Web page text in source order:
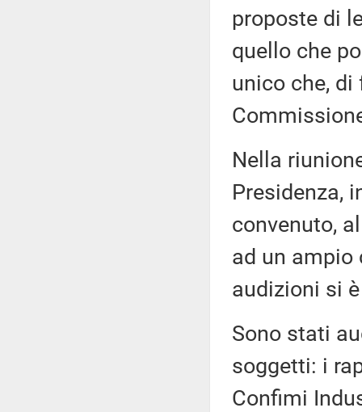
proposte di
quello che
unico che,
Nella
Presidenza,
convenuto,
ad un
audizioni si
Sono stati
soggetti: i
Confimi